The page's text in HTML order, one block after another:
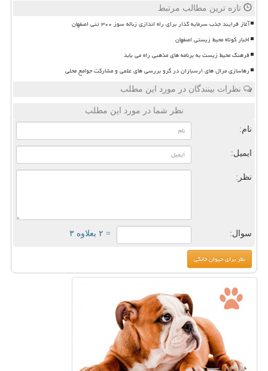
تازه ترین مطالب مرتبط
آغاز فرایند جذب سرمایه گذار برای راه اندازی زباله سوز ۳۰۰ تنی اصفهان
اخبار کوتاه محیط زیستی اصفهان
فرهنگ محیط زیست به برنامه های مذهبی راه می یابد
رهاسازی مرال های ارسباران در گرو بررسی های علمی و مشارکت جوامع محلی
نظرات بینندگان در مورد این مطلب
نظر شما در مورد این مطلب
نام:
ایمیل:
نظر:
سوال: = ۲ بعلاوه ۳